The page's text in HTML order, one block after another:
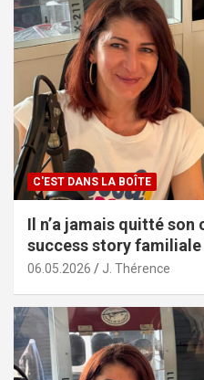
C'EST DANS LA BOÎTE
Il n’a jamais quitté
success story familiale
06.05.2026 J. Thérence